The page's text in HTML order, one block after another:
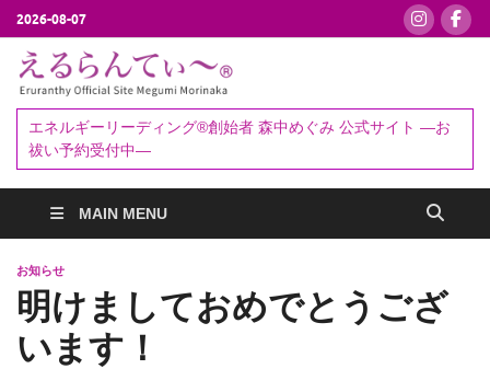
2026-08-07
ぃ～®
予約受付中
エネルギーリーディング®創始者 森中めぐみ 公式サイト ―お
祓い予約受付中―
MAIN MENU
お知らせ
明けましておめでとうござ
います！